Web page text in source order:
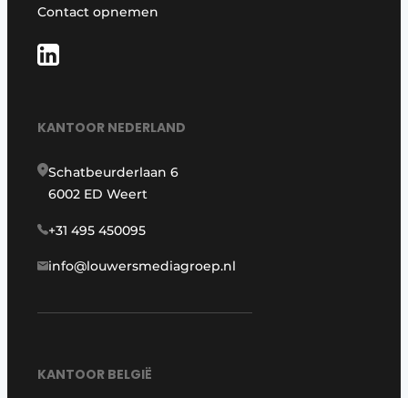
Contact opnemen
KANTOOR NEDERLAND
Schatbeurderlaan 6
6002 ED Weert
+31 495 450095
info@louwersmediagroep.nl
KANTOOR BELGIË